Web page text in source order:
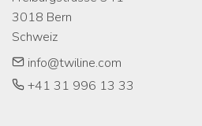
3018 Bern
Schweiz
info@twiline.com
+41 31 996 13 33